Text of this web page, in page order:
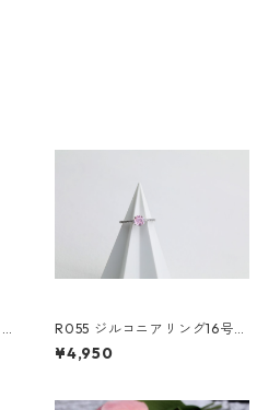
R055 ジルコニアリング16号の
み
¥4,950